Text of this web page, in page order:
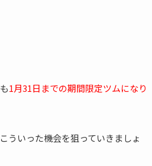
1月31日までの期間限定ツムになり
ういった機会を狙っていきましょ